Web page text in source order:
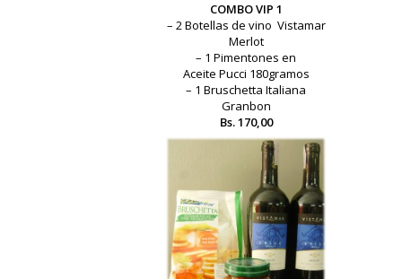
COMBO VIP 1
– 2 Botellas de vino Vistamar
Merlot
– 1 Pimentones en
Aceite Pucci 180gramos
– 1 Bruschetta Italiana
Granbon
Bs. 170,00